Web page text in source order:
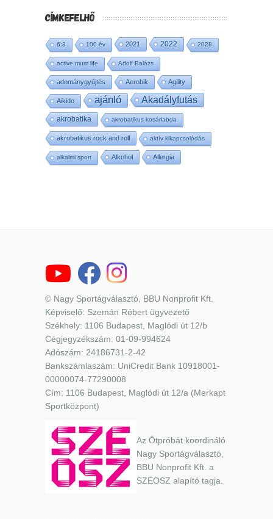
CÍMKEFELHŐ
6:3 100 év 2021 2022 2028
active mum life Adolf Balázs
adománygyűjtés Aerobik Agility
Aikido ajánló Akadályfutás
akrobatika akrobatikus kosárlabda
akrobatikus rock and roll aktív kikapcsolódás
alkalmi sport Alkohol Allergia
© Nagy Sportágválasztó, BBU Nonprofit Kft.
Képviselő: Szemán Róbert ügyvezető
Székhely: 1106 Budapest, Maglódi út 12/b
Cégjegyzékszám: 01-09-994624
Adószám: 24186731-2-42
Bankszámlaszám: UniCredit Bank 10918001-
00000074-77290008
Cím: 1106 Budapest, Maglódi út 12/a (Merkapt
Sportközpont)
Az Ötpróbát koordináló
Nagy Sportágválasztó,
BBU Nonprofit Kft. a
SZEOSZ alapító tagja.